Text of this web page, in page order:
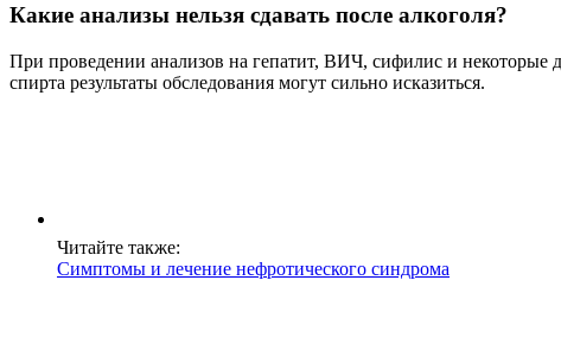
Какие анализы нельзя сдавать после алкоголя?
При проведении анализов на гепатит, ВИЧ, сифилис и некоторые
спирта результаты обследования могут сильно исказиться.
Читайте также:
Симптомы и лечение нефротического синдрома